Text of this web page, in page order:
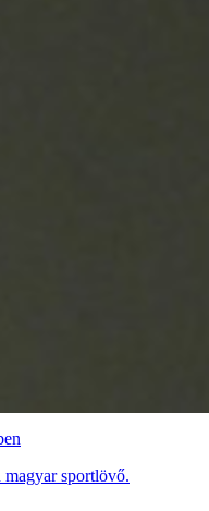
sportlövő.